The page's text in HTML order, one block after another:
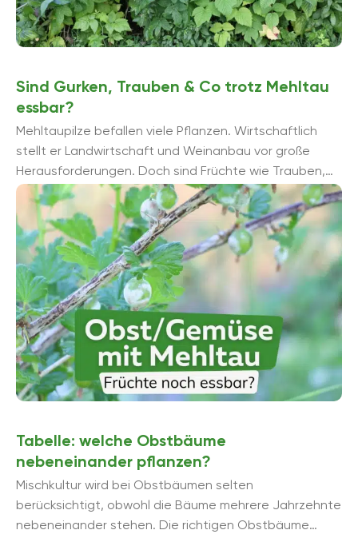
Sind Gurken, Trauben & Co trotz Mehltau
essbar?
Mehltaupilze befallen viele Pflanzen. Wirtschaftlich
stellt er Landwirtschaft und Weinanbau vor große
Herausforderungen. Doch sind Früchte wie Trauben,
Gurken & Co. trotz Mehltau-Befall essbar? Die Antwort
finden Sie ...
Tabelle: welche Obstbäume
nebeneinander pflanzen?
Mischkultur wird bei Obstbäumen selten
berücksichtigt, obwohl die Bäume mehrere Jahrzehnte
nebeneinander stehen. Die richtigen Obstbäume